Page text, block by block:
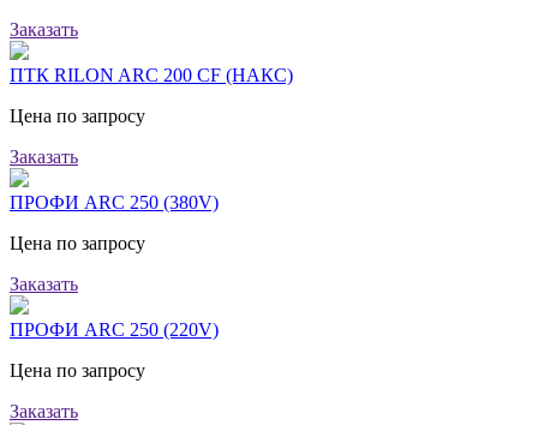
Заказать
ПТК RILON ARC 200 CF (НАКС)
Цена по запросу
Заказать
ПРОФИ ARC 250 (380V)
Цена по запросу
Заказать
ПРОФИ ARC 250 (220V)
Цена по запросу
Заказать